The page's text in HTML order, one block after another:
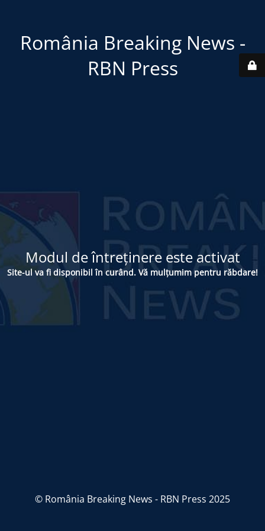
România Breaking News -
RBN Press
Modul de întreținere este activat
Site-ul va fi disponibil în curând. Vă mulțumim pentru răbdare!
© România Breaking News - RBN Press 2025